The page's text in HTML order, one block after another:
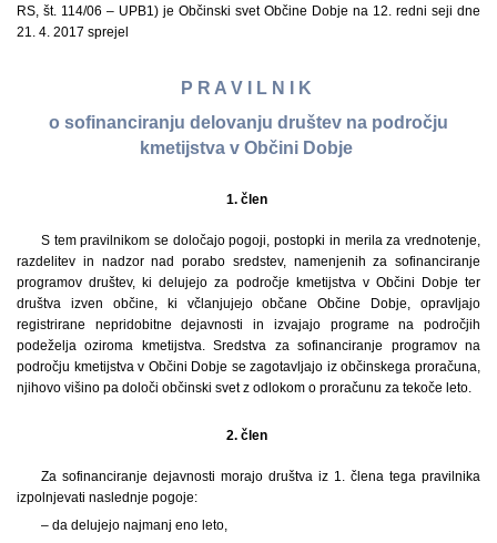
RS, št. 114/06 – UPB1) je Občinski svet Občine Dobje na 12. redni seji dne
21. 4. 2017 sprejel
P R A V I L N I K
o sofinanciranju delovanju društev na področju
kmetijstva v Občini Dobje
1. člen
S tem pravilnikom se določajo pogoji, postopki in merila za vrednotenje,
razdelitev in nadzor nad porabo sredstev, namenjenih za sofinanciranje
programov društev, ki delujejo za področje kmetijstva v Občini Dobje ter
društva izven občine, ki včlanjujejo občane Občine Dobje, opravljajo
registrirane nepridobitne dejavnosti in izvajajo programe na področjih
podeželja oziroma kmetijstva. Sredstva za sofinanciranje programov na
področju kmetijstva v Občini Dobje se zagotavljajo iz občinskega proračuna,
njihovo višino pa določi občinski svet z odlokom o proračunu za tekoče leto.
2. člen
Za sofinanciranje dejavnosti morajo društva iz 1. člena tega pravilnika
izpolnjevati naslednje pogoje:
– da delujejo najmanj eno leto,